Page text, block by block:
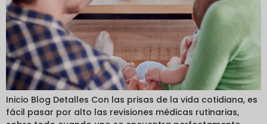
Inicio Blog Detalles Con las prisas de la vida cotidiana, es
fácil pasar por alto las revisiones médicas rutinarias,